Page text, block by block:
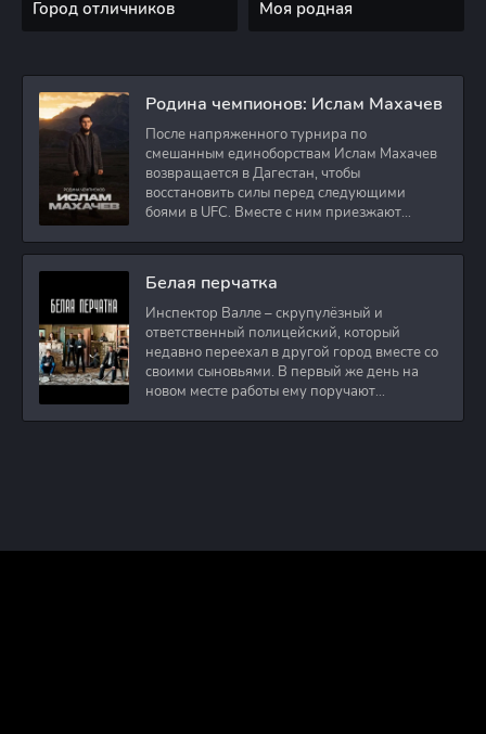
Город отличников Моя родная
Родина чемпионов: Ислам Махачев
После напряженного турнира по
смешанным единоборствам Ислам Махачев
возвращается в Дагестан, чтобы
восстановить силы перед следующими
боями в UFC. Вместе с ним приезжают
Белая перчатка
Инспектор Валле – скрупулёзный и
ответственный полицейский, который
недавно переехал в другой город вместе со
своими сыновьями. В первый же день на
новом месте работы ему поручают